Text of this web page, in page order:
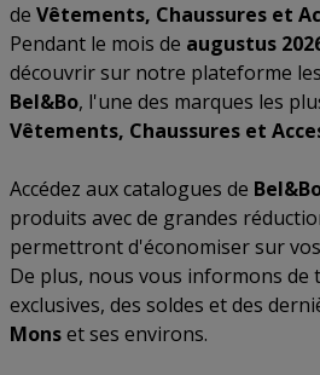
de Vêtements, Chaussures et
Pendant le mois de augustus
découvrir sur notre plateforme
Bel&Bo, l'une des marques les
Vêtements, Chaussures et
Accédez aux catalogues de
produits avec de grandes
permettront d'économiser sur
De plus, nous vous informons de
exclusives, des soldes et des
Monset ses environs.